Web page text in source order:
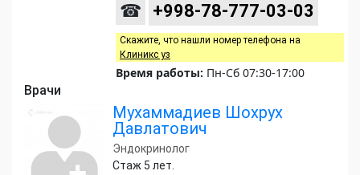
☎ +998-78-777-03-03
Скажите, что нашли номер телефона на
Клиникс уз
Время работы: Пн-Сб 07:30-17:00
Врачи
Мухаммадиев Шохрух
Давлатович
Эндокринолог
Стаж 5 лет.